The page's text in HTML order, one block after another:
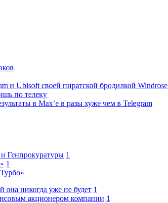
и Ubisoft своей пиратской бродилкой Windrose
по телеку
в Max’е в разы хуже чем в Telegram
Генпрокуратуры 1
1
она никогда уже не будет 1
акционером компании 1